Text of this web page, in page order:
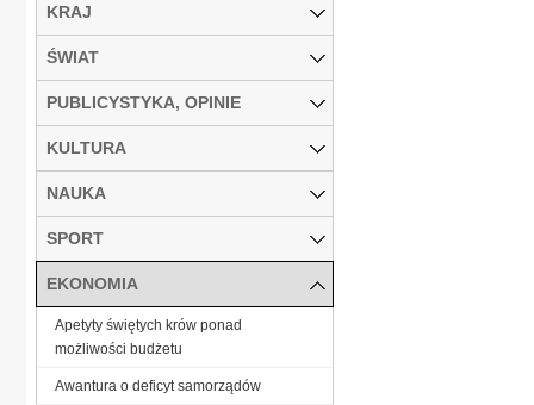
KRAJ
ŚWIAT
PUBLICYSTYKA, OPINIE
KULTURA
NAUKA
SPORT
EKONOMIA
Apetyty świętych krów ponad
możliwości budżetu
Awantura o deficyt samorządów